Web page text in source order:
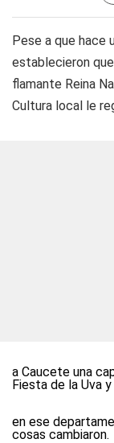
Pese a que hace
establecieron
flamante Reina
Cultura local le
a Caucete una
Fiesta de la Uva
en ese
cosas cambiaron.